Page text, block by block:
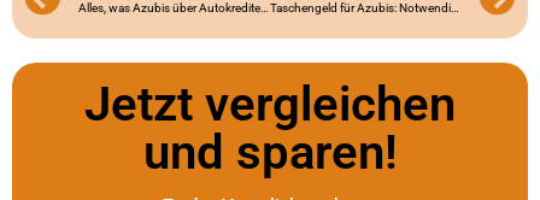
Alles, was Azubis über Autokredite wissen müssen
Taschengeld für Azubis: Notwendigkeit oder Luxus?
Jetzt vergleichen
und sparen!